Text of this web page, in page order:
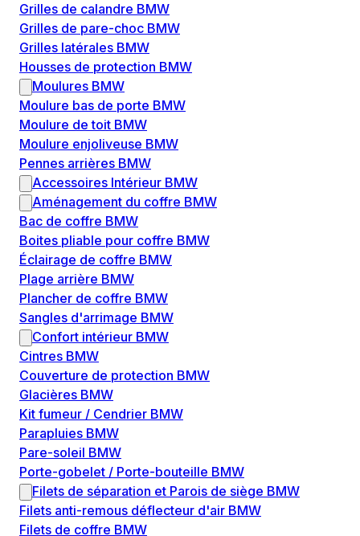
Grilles de calandre BMW
Grilles de pare-choc BMW
Grilles latérales BMW
Housses de protection BMW
Moulures BMW
Moulure bas de porte BMW
Moulure de toit BMW
Moulure enjoliveuse BMW
Pennes arrières BMW
Accessoires Intérieur BMW
Aménagement du coffre BMW
Bac de coffre BMW
Boites pliable pour coffre BMW
Éclairage de coffre BMW
Plage arrière BMW
Plancher de coffre BMW
Sangles d'arrimage BMW
Confort intérieur BMW
Cintres BMW
Couverture de protection BMW
Glacières BMW
Kit fumeur / Cendrier BMW
Parapluies BMW
Pare-soleil BMW
Porte-gobelet / Porte-bouteille BMW
Filets de séparation et Parois de siège BMW
Filets anti-remous déflecteur d'air BMW
Filets de coffre BMW